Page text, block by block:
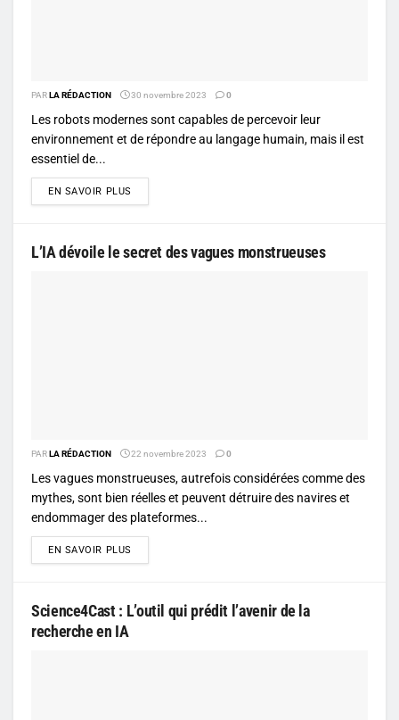
PARLA RÉDACTION 30 novembre 2023 0
Les robots modernes sont capables de percevoir leur
environnement et de répondre au langage humain, mais il est
essentiel de...
EN SAVOIR PLUS
L’IA dévoile le secret des vagues monstrueuses
PARLA RÉDACTION 22 novembre 2023 0
Les vagues monstrueuses, autrefois considérées comme des
mythes, sont bien réelles et peuvent détruire des navires et
endommager des plateformes...
EN SAVOIR PLUS
Science4Cast : L’outil qui prédit l’avenir de la
recherche en IA